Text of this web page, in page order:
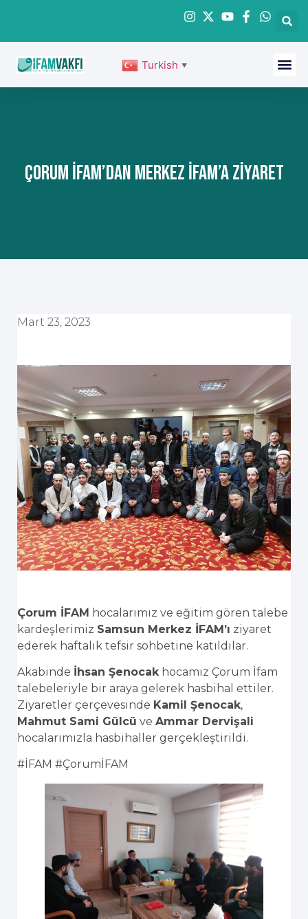
Turkish ▼
ÇORUM İFAM’dan Merkez İFAM’a Ziyaret
Mart 23, 2023
Çorum İFAM hocalarımız ve eğitim gören talebe
kardeşlerimiz Samsun Merkez İFAM’ı ziyaret
ederek haftalık tefsir sohbetine katıldılar.
Akabinde İhsan Şenocakhocamız Çorum İfam
talebeleriyle bir araya gelerek hasbihal ettiler.
Ziyaretler çerçevesinde Kamil Şenocak,
Mahmut Sami Gülcü ve Ammar Dervişali
hocalarımızla hasbihaller gerçekleştirildi.
#İFAM #ÇorumİFAM